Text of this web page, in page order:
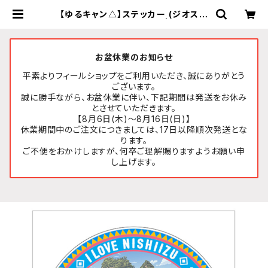
【ゆるキャン△】ステッカー (ジオスポ
お盆休業のお知らせ
平素よりフィールショップをご利用いただき、誠にありがとう
ございます。
誠に勝手ながら、お盆休業に伴い、下記期間は発送をお休み
とさせていただきます。
【8月6日(木)～8月16日(日)】
休業期間中のご注文につきましては、17日以降順次発送とな
ります。
ご不便をおかけしますが、何卒ご理解賜りますようお願い申
し上げます。